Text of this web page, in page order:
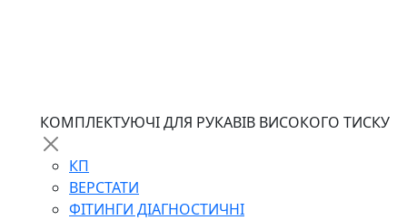
КОМПЛЕКТУЮЧІ ДЛЯ РУКАВІВ ВИСОКОГО ТИСКУ
КП
ВЕРСТАТИ
ФІТИНГИ ДІАГНОСТИЧНІ